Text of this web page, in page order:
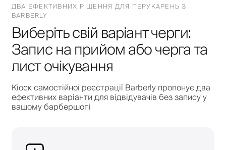
ДВА ЕФЕКТИВНИХ РІШЕННЯ ДЛЯ ПЕРУКАРЕНЬ З
BARBERLY
Виберіть свій варіант черги:
Запис на прийом або черга та
лист очікування
Кіоск самостійної реєстрації Barberly пропонує два
ефективних варіанти для відвідувачів без запису у
вашому барбершопі